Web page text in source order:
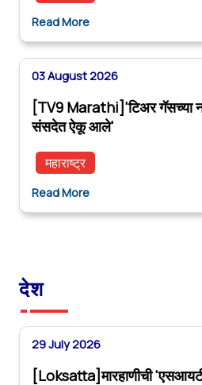
Read More
03 August 2026
[TV9 Marathi]'टिअर गॅसच्या
संसदेत ऐकू आले'
महाराष्ट्र
Read More
देश
29 July 2026
[Loksatta]मारहाणीची